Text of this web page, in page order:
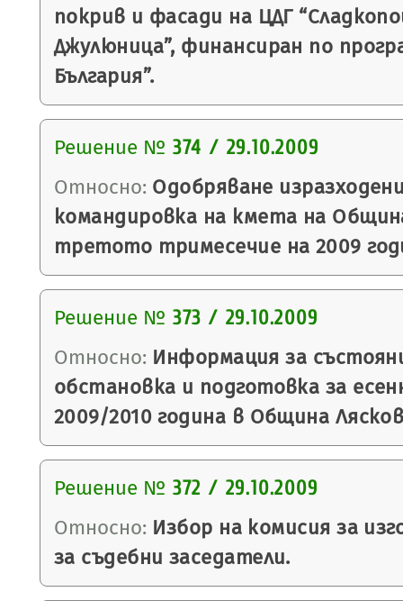
покрив и фасади на ЦДГ
Джулюница”, финансиран по
България”.
Решение № 374 / 29.10.2009
Относно: Одобряване
командировка на кмета на
третото тримесечие на 2009
Решение № 373 / 29.10.2009
Относно: Информация за
обстановка и подготовка за
2009/2010 година в Община
Решение № 372 / 29.10.2009
Относно: Избор на комисия за
за съдебни заседатели.